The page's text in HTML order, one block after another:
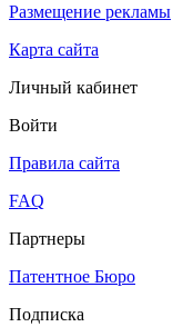
Размещение рекламы
Карта сайта
Личный кабинет
Войти
Правила сайта
FAQ
Партнеры
Патентное Бюро
Подписка